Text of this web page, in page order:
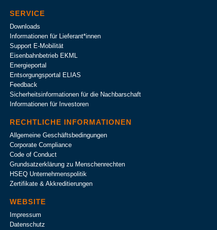
SERVICE
Downloads
Informationen für Lieferant*innen
Support E-Mobilität
Eisenbahnbetrieb EKML
Energieportal
Entsorgungsportal ELIAS
Feedback
Sicherheitsinformationen für die Nachbarschaft
Informationen für Investoren
RECHTLICHE INFORMATIONEN
Allgemeine Geschäftsbedingungen
Corporate Compliance
Code of Conduct
Grundsatzerklärung zu Menschenrechten
HSEQ Unternehmens­politik
Zertifikate & Akkreditierungen
WEBSITE
Impressum
Datenschutz